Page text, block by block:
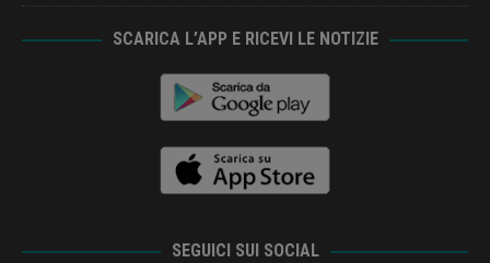
SCARICA L’APP E RICEVI LE NOTIZIE
SEGUICI SUI SOCIAL